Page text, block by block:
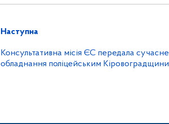
Наступна
Консультативна місія ЄС передала сучасне
обладнання поліцейським Кіровоградщини